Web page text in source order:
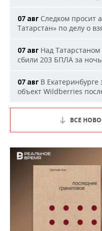
07 авг Следком просит
Татарстан» по делу о
07 авг Над
сбили 203 БПЛА за ночь
07 авг В Екатеринбурге
объект Wildberries
ВСЕ